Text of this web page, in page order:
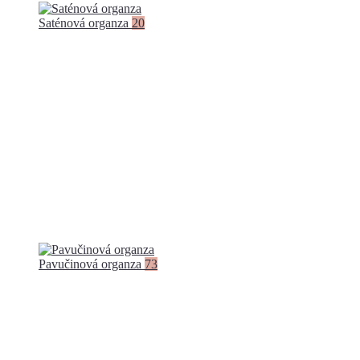
Saténová organza 20
Pavučinová organza 73